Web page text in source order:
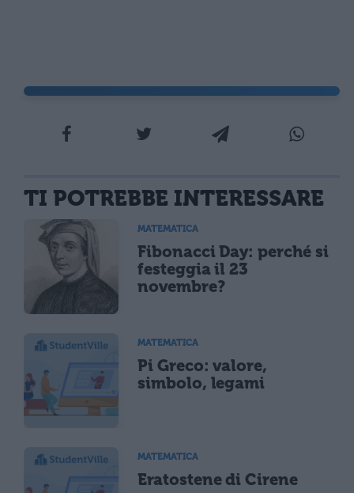
TI POTREBBE INTERESSARE
MATEMATICA
Fibonacci Day: perché si
festeggia il 23
novembre?
MATEMATICA
Pi Greco: valore,
simbolo, legami
MATEMATICA
Eratostene di Cirene